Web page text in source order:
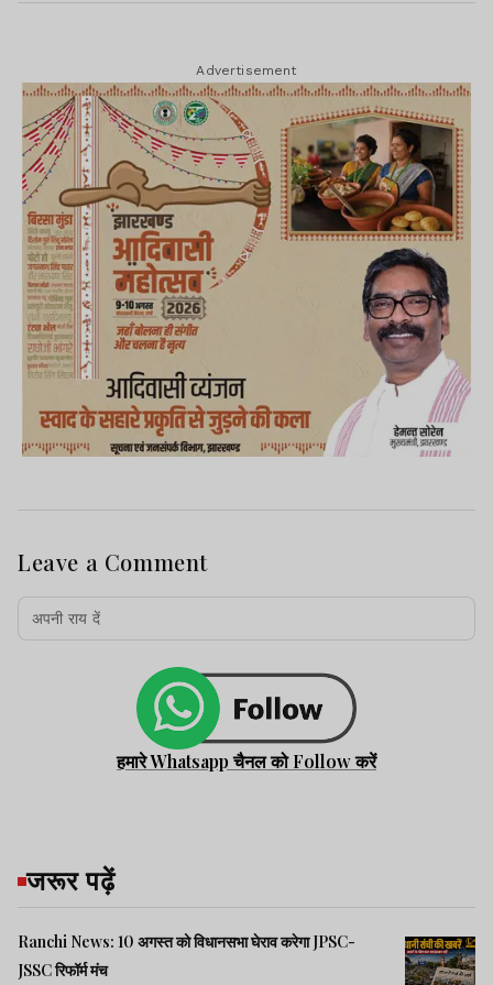
Advertisement
Leave a Comment
हमारे Whatsapp चैनल को Follow करें
जरूर पढ़ें
Ranchi News: 10 अगस्त को विधानसभा घेराव करेगा JPSC-
JSSC रिफॉर्म मंच